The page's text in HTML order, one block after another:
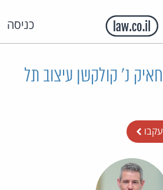
כניסה
ת"צ 7702-07-22 חאיק נ' קולקשן עיצוב תל
עקבו